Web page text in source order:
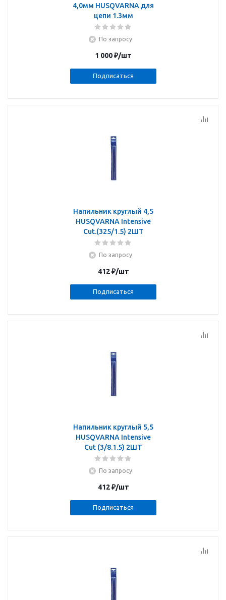
4,0мм HUSQVARNA для
цепи 1.3мм
По запросу
1 000₽/шт
Подписаться
Напильник круглый 4,5
HUSQVARNA Intensive
Cut.(325/1.5) 2ШТ
По запросу
412₽/шт
Подписаться
Напильник круглый 5,5
HUSQVARNA Intensive
Cut (3/8.1.5) 2ШТ
По запросу
412₽/шт
Подписаться